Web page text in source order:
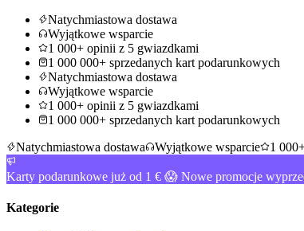
Natychmiastowa dostawa
Wyjątkowe wsparcie
1 000+ opinii z 5 gwiazdkami
1 000 000+ sprzedanych kart podarunkowych
Natychmiastowa dostawa
Wyjątkowe wsparcie
1 000+ opinii z 5 gwiazdkami
1 000 000+ sprzedanych kart podarunkowych
Natychmiastowa dostawa
Wyjątkowe wsparcie 1
Karty podarunkowe już od 1 € 😱 Nowe promocje
Kategorie